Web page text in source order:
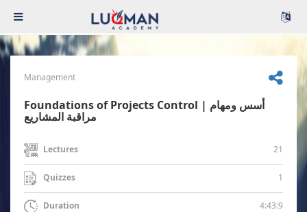
Management
Foundations of Projects Control | أسس ومهام
مراقبة المشاريع
Lectures 21
Quizzes 1
Duration 4:43:9